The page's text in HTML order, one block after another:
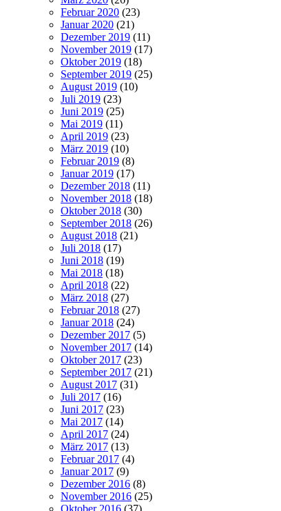
Februar 2020 (23)
Januar 2020 (21)
Dezember 2019 (11)
November 2019 (17)
Oktober 2019 (18)
September 2019 (25)
August 2019 (10)
Juli 2019 (23)
Juni 2019 (25)
Mai 2019 (11)
April 2019 (23)
März 2019 (10)
Februar 2019 (8)
Januar 2019 (17)
Dezember 2018 (11)
November 2018 (18)
Oktober 2018 (30)
September 2018 (26)
August 2018 (21)
Juli 2018 (17)
Juni 2018 (19)
Mai 2018 (18)
April 2018 (22)
März 2018 (27)
Februar 2018 (27)
Januar 2018 (24)
Dezember 2017 (5)
November 2017 (14)
Oktober 2017 (23)
September 2017 (21)
August 2017 (31)
Juli 2017 (16)
Juni 2017 (23)
Mai 2017 (14)
April 2017 (24)
März 2017 (13)
Februar 2017 (4)
Januar 2017 (9)
Dezember 2016 (8)
November 2016 (25)